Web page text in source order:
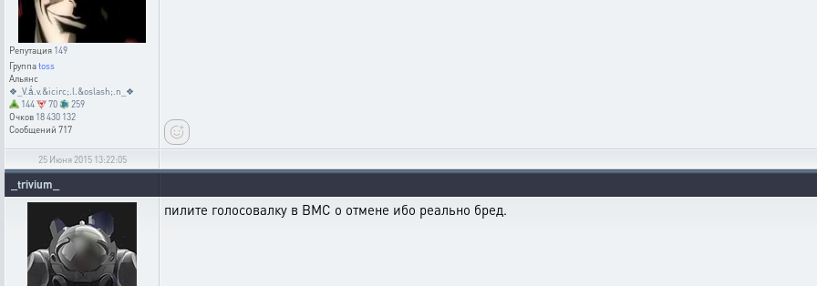
Репутация 149
Группаtoss
Альянс
❖_V.ǻ.v.&icirc;.l.&oslash;.n_❖
144
70
259
Очков 18 430 132
Сообщений 717
25 Июня 2015 13:22:05
_trivium_
пилите голосовалку в ВМС о отмене ибо реально бред.